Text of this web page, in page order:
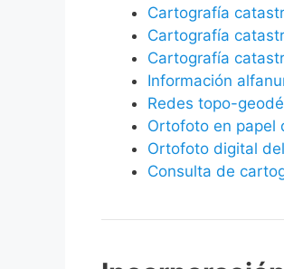
Cartografía
Cartografía
Cartografía
Información
Redes topo-
Ortofoto en papel
Ortofoto digital
Consulta de